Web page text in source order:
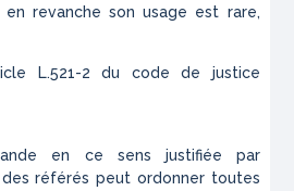
revanche son usage est rare,
L.521-2 du code de justice
en ce sens justifiée par
des référés peut ordonner toutes